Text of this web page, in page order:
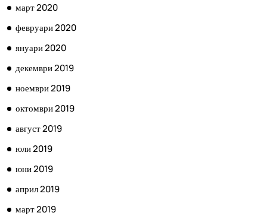
март 2020
февруари 2020
януари 2020
декември 2019
ноември 2019
октомври 2019
август 2019
юли 2019
юни 2019
април 2019
март 2019